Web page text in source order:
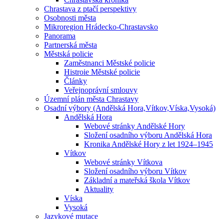
Chrastava z ptačí perspektivy
Osobnosti města
Mikroregion Hrádecko-Chrastavsko
Panorama
Partnerská města
Městská policie
Zaměstnanci Městské policie
Histroie Městské policie
Články
Veřejnoprávní smlouvy
Územní plán města Chrastavy
Osadní výbory (Andělská Hora,Vítkov,Víska,Vysoká)
Andělská Hora
Webové stránky Andělské Hory
Složení osadního výboru Andělská Hora
Kronika Andělské Hory z let 1924–1945
Vítkov
Webové stránky Vítkova
Složení osadního výboru Vítkov
Základní a mateřská škola Vítkov
Aktuality
Víska
Vysoká
Jazykové mutace